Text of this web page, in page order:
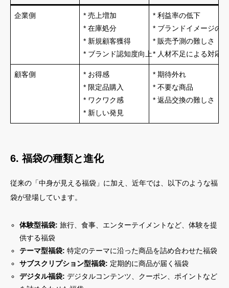
企業側
* 売上増加
* 在庫処分
* 新規顧客獲得
* ブランド認知度向上
* 利益率の低下
* ブランドイメージの
* 販売予測の難しさ
* 人材不足による対応
顧客側
* お得感
* 限定品購入
* ワクワク感
* 新しい発見
* 期待外れ
* 不要な商品
* 返品交換の難しさ
6. 福袋の種類と進化
従来の「中身が見える福袋」に加え、近年では、以下のような福
袋が登場しています。
体験型福袋: 旅行、食事、エンターテイメントなど、体験を提
供する福袋
テーマ型福袋: 特定のテーマに沿った商品を詰め合わせた福袋
サブスクリプション型福袋: 定期的に商品が届く福袋
デジタル福袋: デジタルコンテンツ、クーポン、ポイントなど